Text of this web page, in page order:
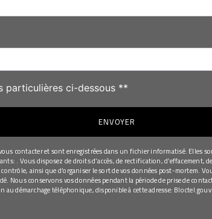
particulières ci-dessous **
ENVOYER
contacter et sont enregistrées dans un fichier informatisé. Elles
. Vous disposez de droits d’accès, de rectification,
ainsi que d’organiser le sort de vos données post-mortem.
Nous conservons vos données pendant la période de prise de
au démarchage téléphonique, disponible à cette adresse: